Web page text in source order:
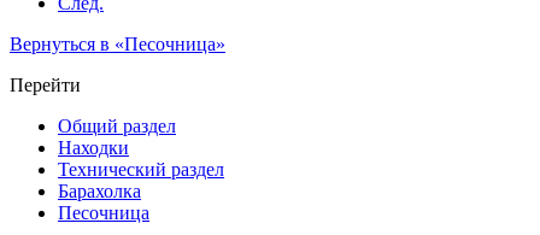
Вернуться в «Песочница»
Перейти
Общий раздел
Находки
Технический раздел
Барахолка
Песочница